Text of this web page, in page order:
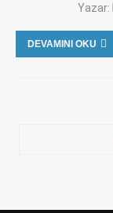
Yazar:
DEVAMINI OKU